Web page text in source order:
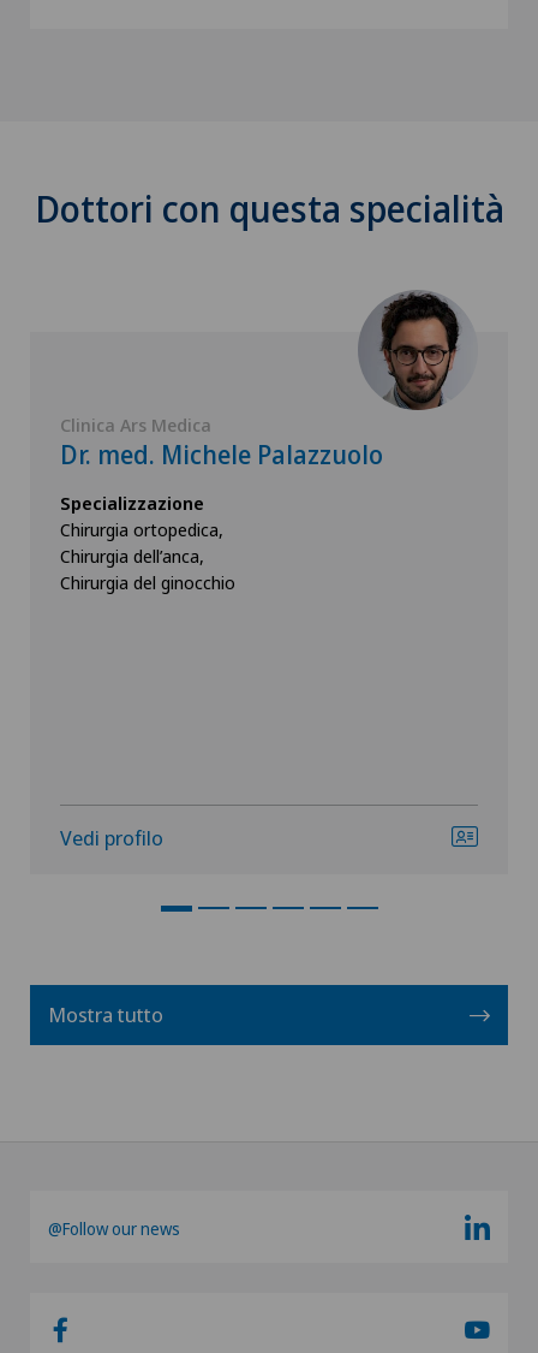
Dottori con questa specialità
Clinica Ars Medica
Dr. med. Michele Palazzuolo
Specializzazione
Chirurgia ortopedica,
Chirurgia dell’anca,
Chirurgia del ginocchio
Vedi profilo
Mostra tutto
@Follow our news